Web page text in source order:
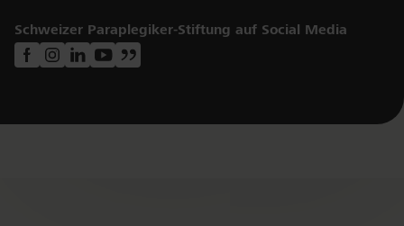
Schweizer Paraplegiker-Stiftung auf Social Media